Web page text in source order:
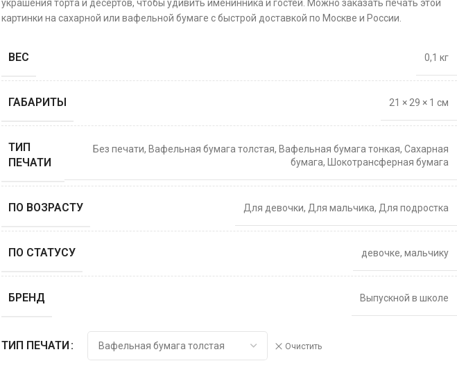
украшения торта и десертов, чтобы удивить именинника и гостей. Можно заказать печать этой
картинки на сахарной или вафельной бумаге с быстрой доставкой по Москве и России.
ВЕС 0,1 кг
ГАБАРИТЫ 21 × 29 × 1 см
ТИП
ПЕЧАТИ
Без печати, Вафельная бумага толстая, Вафельная бумага тонкая, Сахарная
бумага, Шокотрансферная бумага
ПО ВОЗРАСТУ Для девочки, Для мальчика, Для подростка
ПО СТАТУСУ девочке, мальчику
БРЕНД Выпускной в школе
ТИП ПЕЧАТИ Очистить